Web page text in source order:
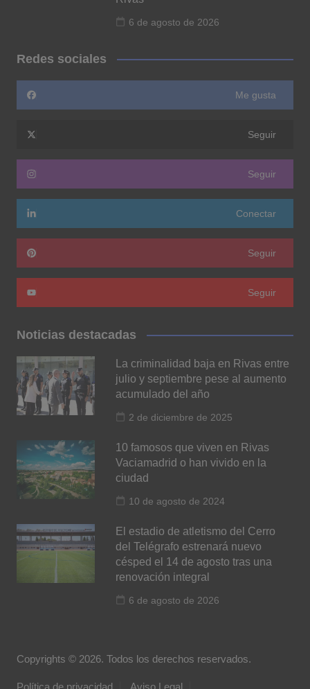
6 de agosto de 2026
Redes sociales
Me gusta
Seguir
Seguir
Conectar
Seguir
Seguir
Noticias destacadas
La criminalidad baja en Rivas entre
julio y septiembre pese al aumento
acumulado del año
2 de diciembre de 2025
10 famosos que viven en Rivas
Vaciamadrid o han vivido en la
ciudad
10 de agosto de 2024
El estadio de atletismo del Cerro
del Telégrafo estrenará nuevo
césped el 14 de agosto tras una
renovación integral
6 de agosto de 2026
Copyrights © 2026. Todos los derechos reservados.
Política de privacidad Aviso Legal